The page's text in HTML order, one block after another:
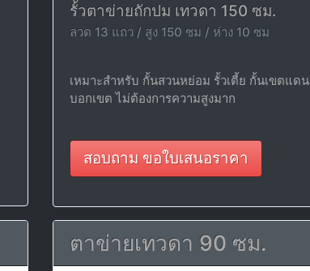
รั้วตาข่ายถักปม เทวดา 150 ซม.
ลวด 13 แถว / สูง 150 ซม / ห่าง 10 ซม
เหมาะสำหรับ กั้นสวนหย่อม รั้วเตี้ย กั้นเขตแดน
บอกเขต ไม่ต้องการความสูงมาก
สอบถาม ขอใบเสนอราคา
ตาข่ายเทวดา 90 ซม.